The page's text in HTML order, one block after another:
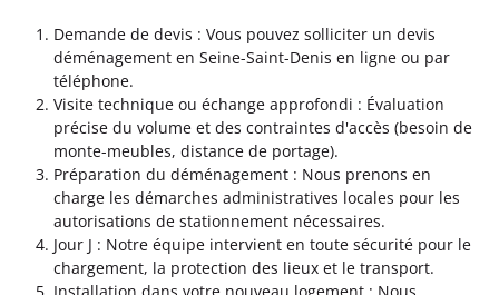
Demande de devis : Vous pouvez solliciter un devis
déménagement en Seine-Saint-Denis en ligne ou par
téléphone.
Visite technique ou échange approfondi : Évaluation
précise du volume et des contraintes d'accès (besoin de
monte-meubles, distance de portage).
Préparation du déménagement : Nous prenons en
charge les démarches administratives locales pour les
autorisations de stationnement nécessaires.
Jour J : Notre équipe intervient en toute sécurité pour le
chargement, la protection des lieux et le transport.
Installation dans votre nouveau logement : Nous